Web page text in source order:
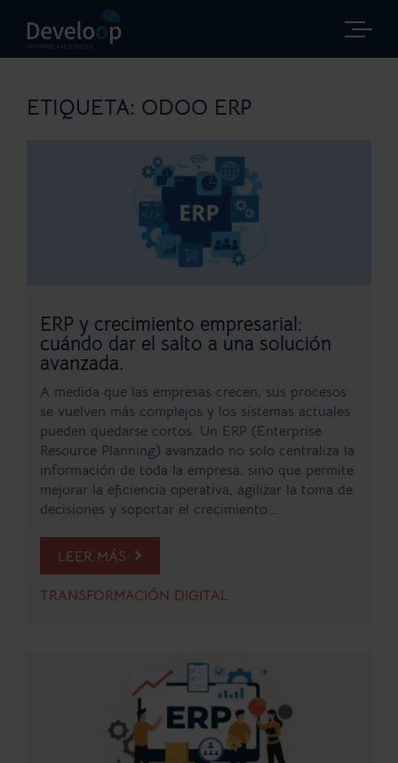
ETIQUETA: ODOO ERP
ERP y crecimiento empresarial:
cuándo dar el salto a una solución
avanzada.
A medida que las empresas crecen, sus procesos
se vuelven más complejos y los sistemas actuales
pueden quedarse cortos. Un ERP (Enterprise
Resource Planning) avanzado no solo centraliza la
información de toda la empresa, sino que permite
mejorar la eficiencia operativa, agilizar la toma de
decisiones y soportar el crecimiento...
LEER MÁS
TRANSFORMACIÓN DIGITAL